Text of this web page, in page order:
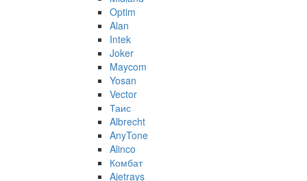
Optim
Alan
Intek
Joker
Maycom
Yosan
Vector
Таис
Albrecht
AnyTone
Alinco
Комбат
Ajetrays